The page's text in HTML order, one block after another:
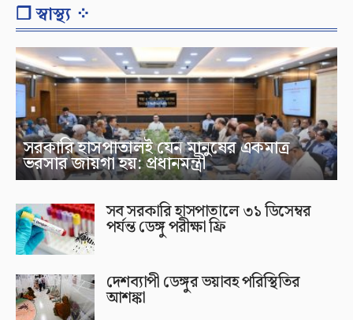
❐ স্বাস্থ্য ⁘
সরকারি হাসপাতালই যেন মানুষের একমাত্র
ভরসার জায়গা হয়: প্রধানমন্ত্রী
সব সরকারি হাসপাতালে ৩১ ডিসেম্বর
পর্যন্ত ডেঙ্গু পরীক্ষা ফ্রি
দেশব্যাপী ডেঙ্গুর ভয়াবহ পরিস্থিতির
আশঙ্কা